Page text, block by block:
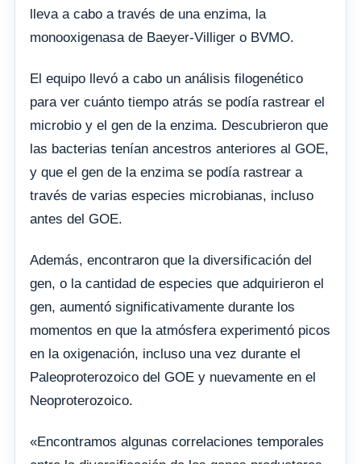
lleva a cabo a través de una enzima, la
monooxigenasa de Baeyer-Villiger o BVMO.
El equipo llevó a cabo un análisis filogenético
para ver cuánto tiempo atrás se podía rastrear el
microbio y el gen de la enzima. Descubrieron que
las bacterias tenían ancestros anteriores al GOE,
y que el gen de la enzima se podía rastrear a
través de varias especies microbianas, incluso
antes del GOE.
Además, encontraron que la diversificación del
gen, o la cantidad de especies que adquirieron el
gen, aumentó significativamente durante los
momentos en que la atmósfera experimentó picos
en la oxigenación, incluso una vez durante el
Paleoproterozoico del GOE y nuevamente en el
Neoproterozoico.
«Encontramos algunas correlaciones temporales